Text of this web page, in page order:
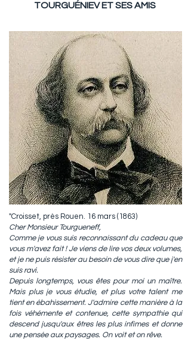
TOURGUÉNIEV ET SES AMIS
"Croisset, près Rouen. 16 mars (1863)
Cher Monsieur Tourgueneff,
Comme je vous suis reconnaissant du cadeau que
vous m'avez fait ! Je viens de lire vos deux volumes,
et je ne puis résister au besoin de vous dire que j'en
suis ravi.
Depuis longtemps, vous êtes pour moi un maître.
Mais plus je vous étudie, et plus votre talent me
tient en ébahissement. J'admire cette manière à la
fois véhémente et contenue, cette sympathie qui
descend jusqu'aux êtres les plus infimes et donne
une pensée aux paysages. On voit et on rêve.